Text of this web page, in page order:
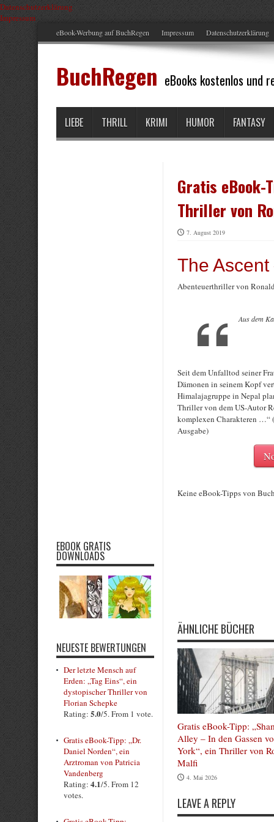
Datenschutzerklärung
Impressum
eBook-Werbung auf BuchRegen Impressum Datenschutzerklärung
BuchRegen eBooks kostenlos und
LIEBE THRILL KRIMI HUMOR FANTASY
Gratis eBook-
Thriller von
7. August 2019
The
Abenteuerthriller von
Aus dem
Seit dem Unfalltod seiner
Dämonen in seinem Kopf
Himalajagruppe in Nepal
Thriller von dem US-Autor
komplexen Charakteren …“
Ausgabe)
Keine eBook-Tipps von
ÄHNLICHE BÜCHER
Gratis eBook-Tipp:
Alley – In den Gassen
York“, ein Thriller von
Malfi
4. Mai 2026
LEAVE A REPLY
EBOOK GRATIS
DOWNLOADS
NEUESTE BEWERTUNGEN
Der letzte Mensch auf
Erden: „Tag Eins“, ein
dystopischer Thriller von
Florian Schepke
Rating: 5.0/5. From 1 vote.
Gratis eBook-Tipp: „Dr.
Daniel Norden“, ein
Arztroman von Patricia
Vandenberg
Rating: 4.1/5. From 12
votes.